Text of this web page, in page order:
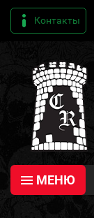
Контакты
МЕНЮ